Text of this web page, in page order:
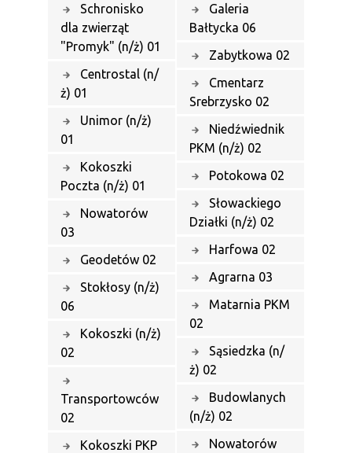
Schronisko
dla zwierząt
"Promyk" (n/ż) 01
Centrostal (n/
ż) 01
Unimor (n/ż)
01
Kokoszki
Poczta (n/ż) 01
Nowatorów
03
Geodetów 02
Stokłosy (n/ż)
06
Kokoszki (n/ż)
02
Transportowców
02
Kokoszki PKP
Galeria
Bałtycka 06
Zabytkowa 02
Cmentarz
Srebrzysko 02
Niedźwiednik
PKM (n/ż) 02
Potokowa 02
Słowackiego
Działki (n/ż) 02
Harfowa 02
Agrarna 03
Matarnia PKM
02
Sąsiedzka (n/
ż) 02
Budowlanych
(n/ż) 02
Nowatorów